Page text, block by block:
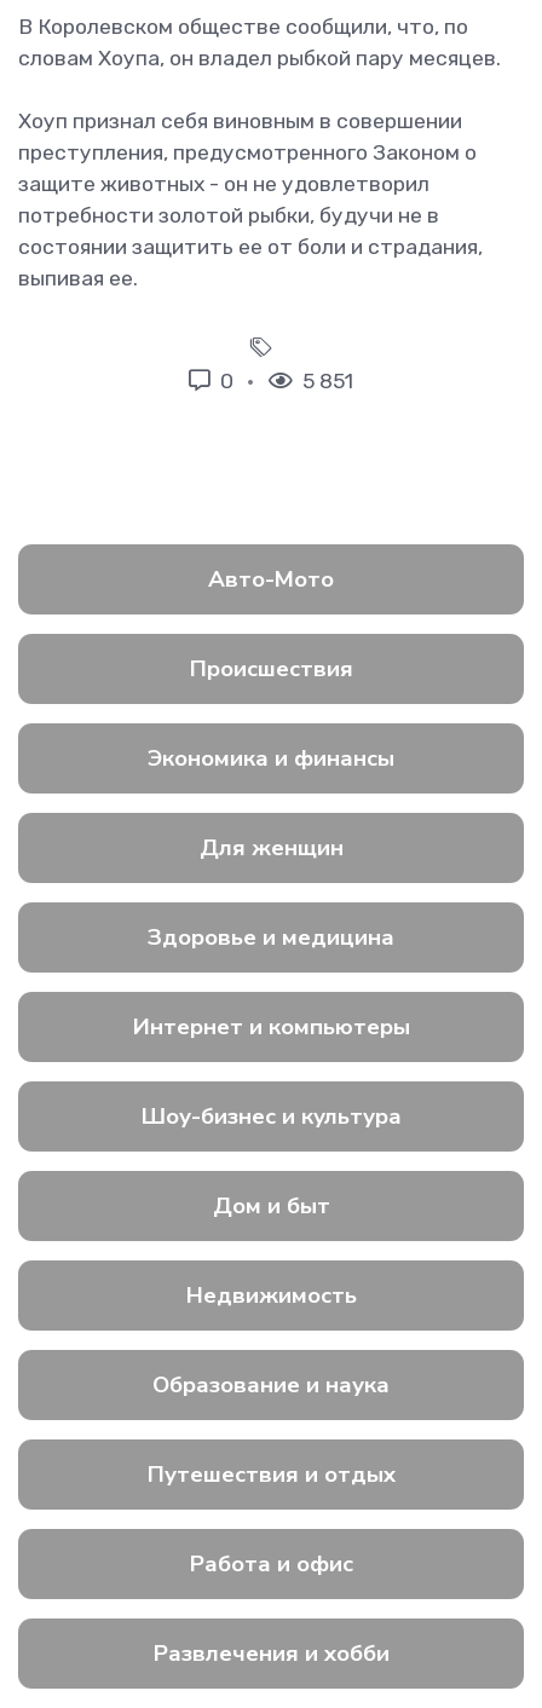
В Королевском обществе сообщили, что, по
словам Хоупа, он владел рыбкой пару месяцев.
Хоуп признал себя виновным в совершении
преступления, предусмотренного Законом о
защите животных - он не удовлетворил
потребности золотой рыбки, будучи не в
состоянии защитить ее от боли и страдания,
выпивая ее.
0 5 851
Авто-Мото
Происшествия
Экономика и финансы
Для женщин
Здоровье и медицина
Интернет и компьютеры
Шоу-бизнес и культура
Дом и быт
Недвижимость
Образование и наука
Путешествия и отдых
Работа и офис
Развлечения и хобби